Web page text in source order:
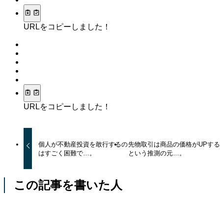
URLをコピーしました！
URLをコピーしました！
個人が不動産投資を敢行するの
はすごく困難で…。
先物取引は商品の価格がUPする
という推測の元…。
この記事を書いた人